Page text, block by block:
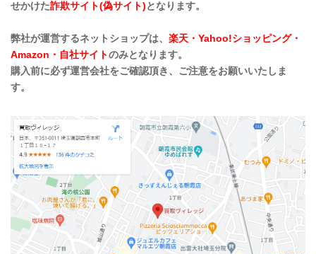
せかけた詐欺サイト(偽サイト)となります。
弊社が運営するネットショップは、 楽天・Yahoo!ショッピング・
Amazon・自社サイトのみとなります。
購入前に必ず運営会社をご確認頂き、ご注意をお願いいたしま
す。